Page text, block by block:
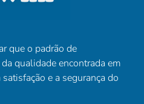
que o padrão de
qualidade encontrada em
e a segurança do